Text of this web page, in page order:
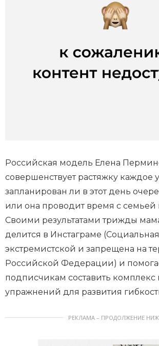
Российская модель Елена
совершенствует растяжку каждое
запланирован ли в этот день
или она проводит время с семьей
Своими результатами трижды
делится в Инстаграме
экстремистской и запрещена на
Российской Федерации) и
подписчикам составить
упражнений для развития
РЕКЛАМА – ПРОДОЛЖЕНИЕ